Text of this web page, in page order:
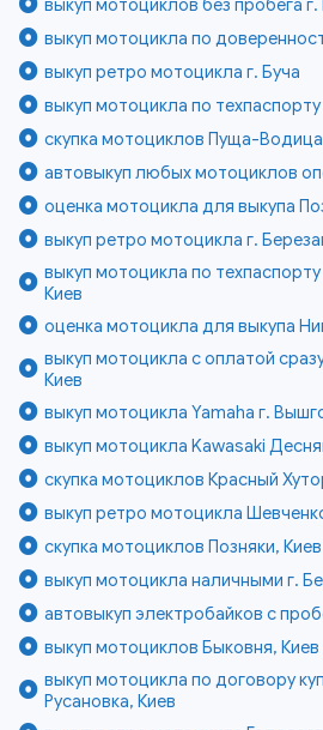
выкуп мотоциклов без пробега г.
выкуп мотоцикла по
выкуп ретро мотоцикла г. Буча
выкуп мотоцикла по
скупка мотоциклов Пуща-
автовыкуп любых мотоциклов
оценка мотоцикла для выкупа
выкуп ретро мотоцикла г.
выкуп мотоцикла по
Киев
оценка мотоцикла для выкупа
выкуп мотоцикла с оплатой
Киев
выкуп мотоцикла Yamaha г.
выкуп мотоцикла Kawasaki
скупка мотоциклов Красный
выкуп ретро мотоцикла
скупка мотоциклов Позняки, Киев
выкуп мотоцикла наличными г.
автовыкуп электробайков с
выкуп мотоциклов Быковня, Киев
выкуп мотоцикла по договору
Русановка, Киев